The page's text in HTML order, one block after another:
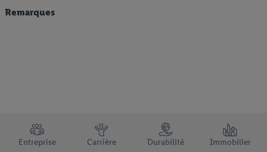
Remarques
TRUSTBAR
Entreprise Carrière Durabilité Immobilier